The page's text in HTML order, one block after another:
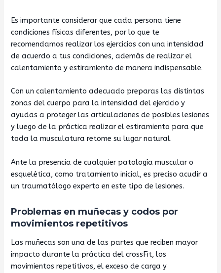
Es importante considerar que cada persona tiene
condiciones físicas diferentes, por lo que te
recomendamos realizar los ejercicios con una intensidad
de acuerdo a tus condiciones, además de realizar el
calentamiento y estiramiento de manera indispensable.
Con un calentamiento adecuado preparas las distintas
zonas del cuerpo para la intensidad del ejercicio y
ayudas a proteger las articulaciones de posibles lesiones
y luego de la práctica realizar el estiramiento para que
toda la musculatura retome su lugar natural.
Ante la presencia de cualquier patología muscular o
esquelética, como tratamiento inicial, es preciso acudir a
un traumatólogo experto en este tipo de lesiones.
Problemas en muñecas y codos por
movimientos repetitivos
Las muñecas son una de las partes que reciben mayor
impacto durante la práctica del crossFit, los
movimientos repetitivos, el exceso de carga y